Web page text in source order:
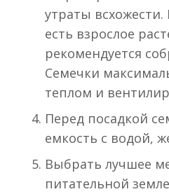
утраты всхожести.
есть взрослое
рекомендуется
Семечки
теплом и
Перед посадкой
емкость с водой,
Выбрать лучшее
питательной